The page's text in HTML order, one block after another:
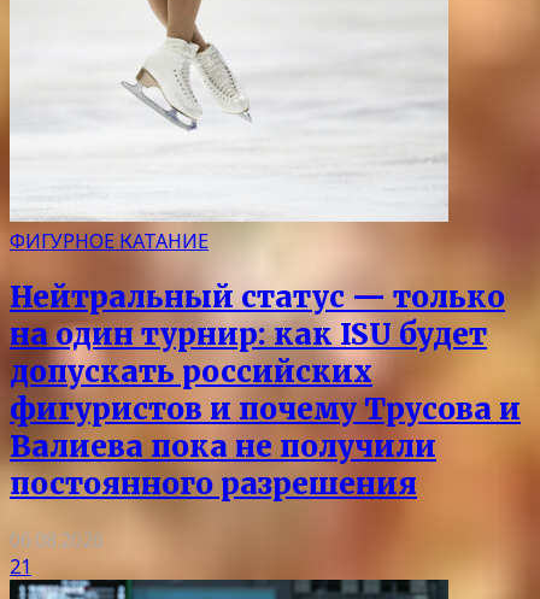
ФИГУРНОЕ КАТАНИЕ
Нейтральный статус — только
на один турнир: как ISU будет
допускать российских
фигуристов и почему Трусова и
Валиева пока не получили
постоянного разрешения
06.08.2026
21